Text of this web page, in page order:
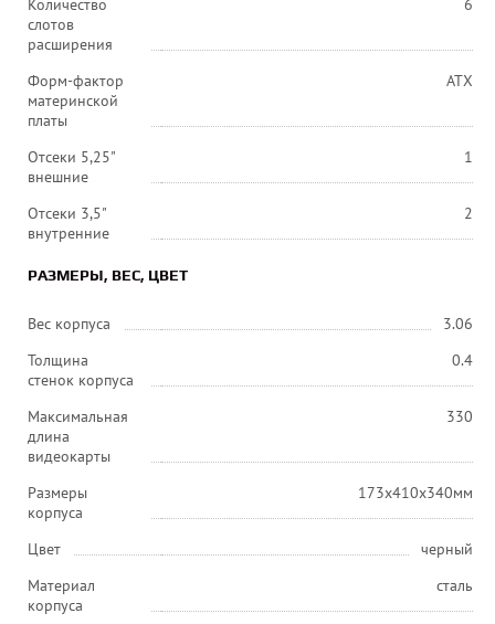
Количество
слотов
расширения
6
Форм-фактор
материнской
платы
ATX
Отсеки 5,25"
внешние
1
Отсеки 3,5"
внутренние
2
РАЗМЕРЫ, ВЕС, ЦВЕТ
Вес корпуса
3.06
Толщина
стенок корпуса
0.4
Максимальная
длина
видеокарты
330
Размеры
корпуса
173x410x340мм
Цвет
черный
Материал
корпуса
сталь